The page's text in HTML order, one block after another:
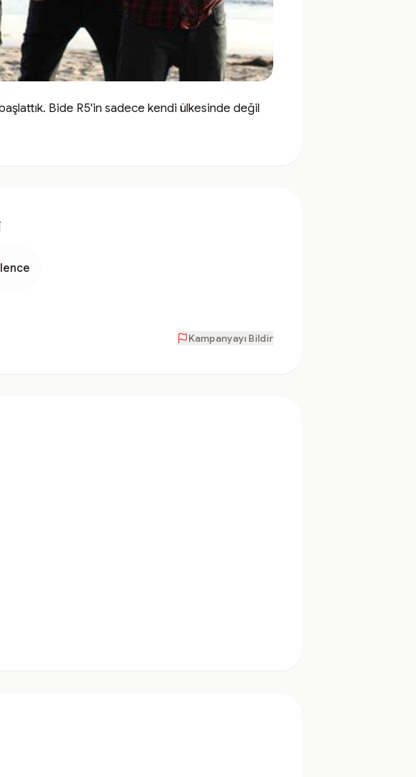
Bide R5'in sadece kendi ülkesinde değil
Kampanyayı Bildir